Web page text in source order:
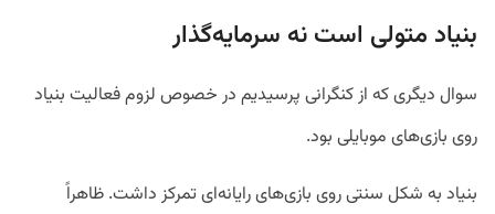
بنیاد متولی است نه سرمایه‌گذار
سوال دیگری که از کنگرانی پرسیدیم در خصوص لزوم فعالیت بنیاد
روی بازی‌های موبایلی بود.
بنیاد به شکل سنتی روی بازی‌های رایانه‌ای تمرکز داشت. ظاهراً